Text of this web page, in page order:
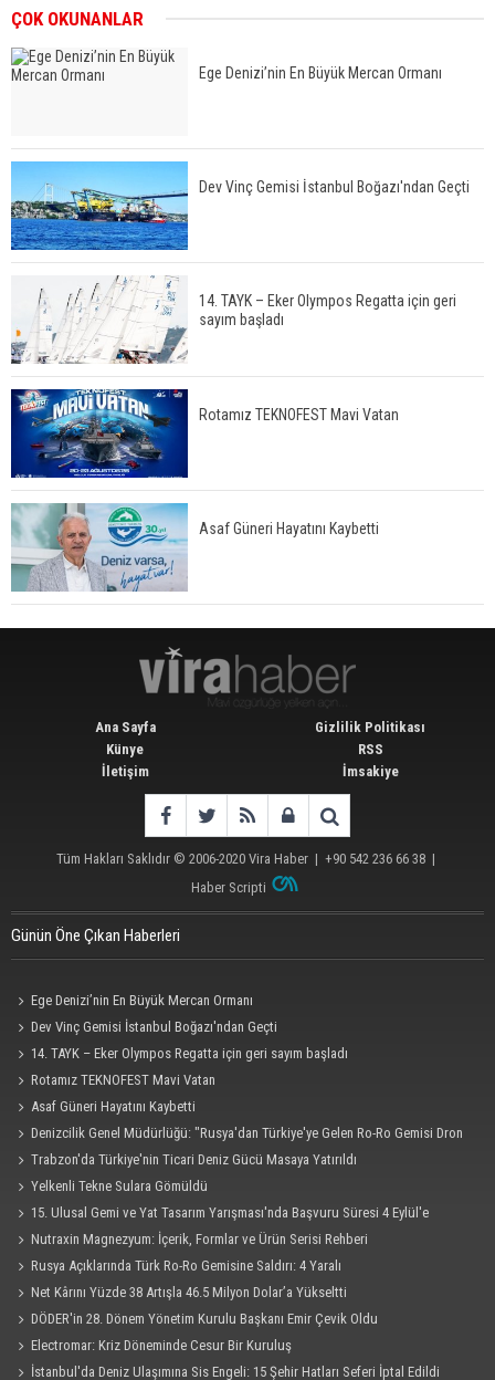
ÇOK OKUNANLAR
Ege Denizi’nin En Büyük Mercan Ormanı
Dev Vinç Gemisi İstanbul Boğazı'ndan Geçti
14. TAYK – Eker Olympos Regatta için geri
sayım başladı
Rotamız TEKNOFEST Mavi Vatan
Asaf Güneri Hayatını Kaybetti
Ana Sayfa
Künye
İletişim
Gizlilik Politikası
RSS
İmsakiye
Tüm Hakları Saklıdır © 2006-2020 Vira Haber | +90 542 236 66 38 |
Haber Scripti
Günün Öne Çıkan Haberleri
Ege Denizi’nin En Büyük Mercan Ormanı
Dev Vinç Gemisi İstanbul Boğazı'ndan Geçti
14. TAYK – Eker Olympos Regatta için geri sayım başladı
Rotamız TEKNOFEST Mavi Vatan
Asaf Güneri Hayatını Kaybetti
Denizcilik Genel Müdürlüğü: "Rusya'dan Türkiye'ye Gelen Ro-Ro Gemisi Dron
Saldırısına Uğradı"
Trabzon'da Türkiye'nin Ticari Deniz Gücü Masaya Yatırıldı
Yelkenli Tekne Sulara Gömüldü
15. Ulusal Gemi ve Yat Tasarım Yarışması'nda Başvuru Süresi 4 Eylül'e
Uzatıldı
Nutraxin Magnezyum: İçerik, Formlar ve Ürün Serisi Rehberi
Rusya Açıklarında Türk Ro-Ro Gemisine Saldırı: 4 Yaralı
Net Kârını Yüzde 38 Artışla 46.5 Milyon Dolar’a Yükseltti
DÖDER'in 28. Dönem Yönetim Kurulu Başkanı Emir Çevik Oldu
Electromar: Kriz Döneminde Cesur Bir Kuruluş
İstanbul'da Deniz Ulaşımına Sis Engeli: 15 Şehir Hatları Seferi İptal Edildi